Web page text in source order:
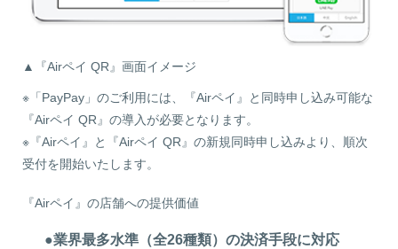
▲『Airペイ QR』画面イメージ
※「PayPay」のご利用には、『Airペイ』と同時申し込み可能な
『Airペイ QR』の導入が必要となります。
※『Airペイ』と『Airペイ QR』の新規同時申し込みより、順次
受付を開始いたします。
『Airペイ』の店舗への提供価値
●業界最多水準（全26種類）の決済手段に対応